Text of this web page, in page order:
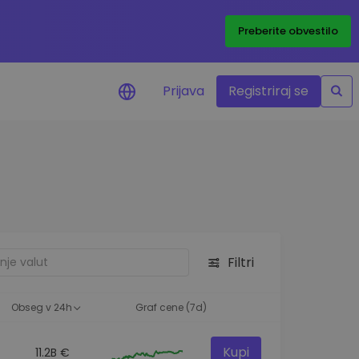
Preberite obvestilo
Prijava Registriraj se
Filtri
Obseg v 24h Graf cene (7d)
11.2B € Kupi